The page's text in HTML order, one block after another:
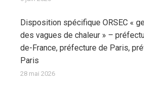
Disposition spécifique ORSEC «
des vagues de chaleur » –
de-France, préfecture de Paris,
Paris
28 mai 2026